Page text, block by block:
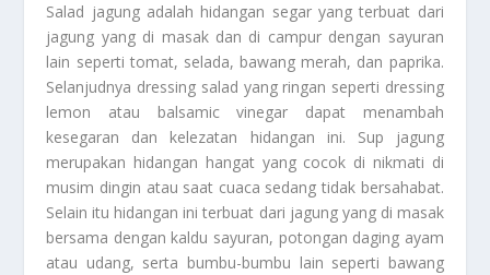
Salad jagung adalah hidangan segar yang terbuat dari
jagung yang di masak dan di campur dengan sayuran
lain seperti tomat, selada, bawang merah, dan paprika.
Selanjudnya dressing salad yang ringan seperti dressing
lemon atau balsamic vinegar dapat menambah
kesegaran dan kelezatan hidangan ini. Sup jagung
merupakan hidangan hangat yang cocok di nikmati di
musim dingin atau saat cuaca sedang tidak bersahabat.
Selain itu hidangan ini terbuat dari jagung yang di masak
bersama dengan kaldu sayuran, potongan daging ayam
atau udang, serta bumbu-bumbu lain seperti bawang